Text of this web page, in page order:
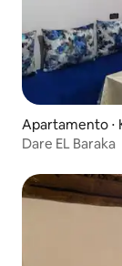
Apartamento ⋅
Dare EL Baraka